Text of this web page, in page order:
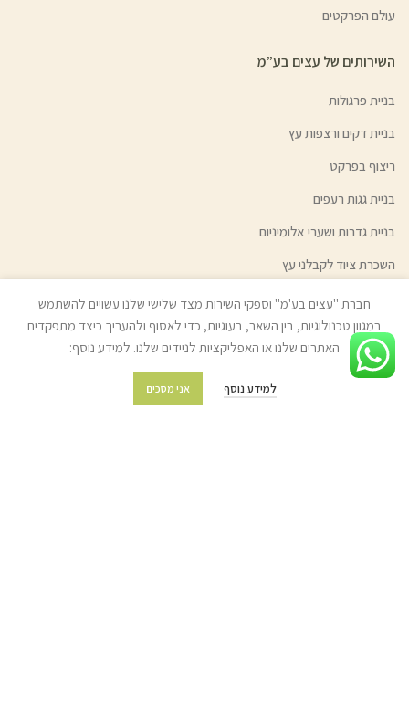
עולם הפרקטים
השירותים של עצים בע”מ
בניית פרגולות
בניית דקים ורצפות עץ
ריצוף בפרקט
בניית גגות רעפים
בניית גדרות ושערי אלומיניום
השכרת ציוד לקבלני עץ
גיוון צבעי עץ | צבע בהזמנה אישית
מידע נוסף
מועדון הלקוחות
חברת "עצים בע'מ" וספקי השירות מצד שלישי שלנו עשויים להשתמש
במגוון טכנולוגיות, בין השאר, בעוגיות, כדי לאסוף ולהעריך כיצד מתפקדים
האתרים שלנו או האפליקציות לניידים שלנו. למידע נוסף:
למידע נוסף אני מסכים